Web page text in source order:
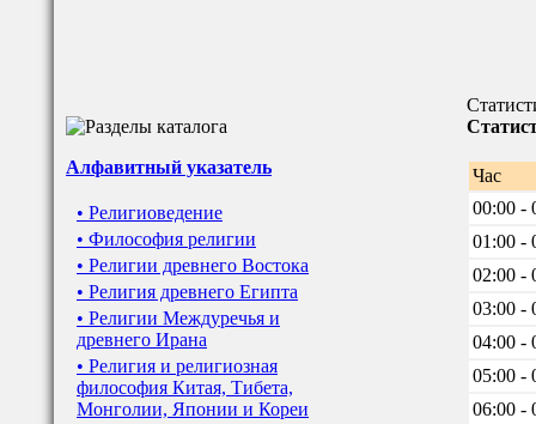
Алфавитный указатель
• Религиоведение
• Философия религии
• Религии древнего Востока
• Религия древнего Египта
• Религии Междуречья и
древнего Ирана
• Религия и религиозная
философия Китая, Тибета,
Монголии, Японии и Кореи
Час
00:00 -
01:00 -
02:00 -
03:00 -
04:00 -
05:00 -
06:00 -